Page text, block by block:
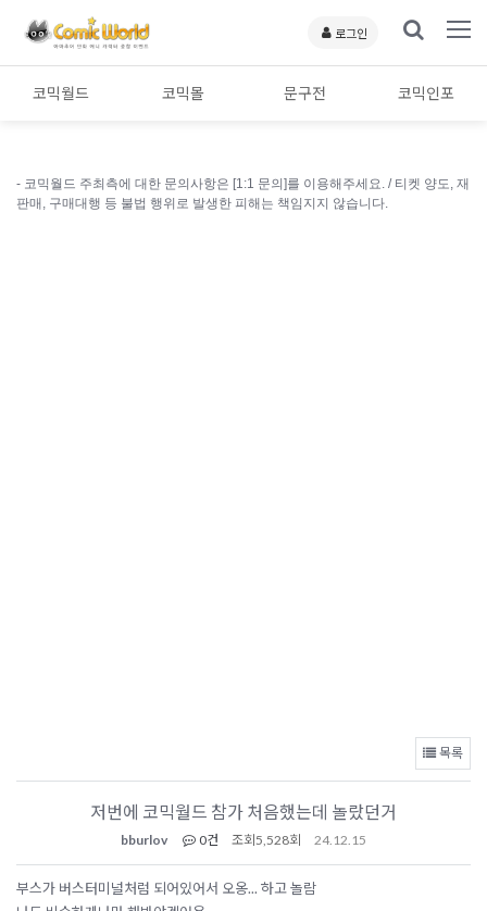
로그인
코믹월드 코믹몰 문구전 코믹인포
- 코믹월드 주최측에 대한 문의사항은 [1:1 문의]를 이용해주세요. / 티켓 양도, 재
판매, 구매대행 등 불법 행위로 발생한 피해는 책임지지 않습니다.
목록
저번에 코믹월드 참가 처음했는데 놀랐던거
bburlov 0건 조회 5,528회 24.12.15
부스가 버스터미널처럼 되어있어서 오옹... 하고 놀람